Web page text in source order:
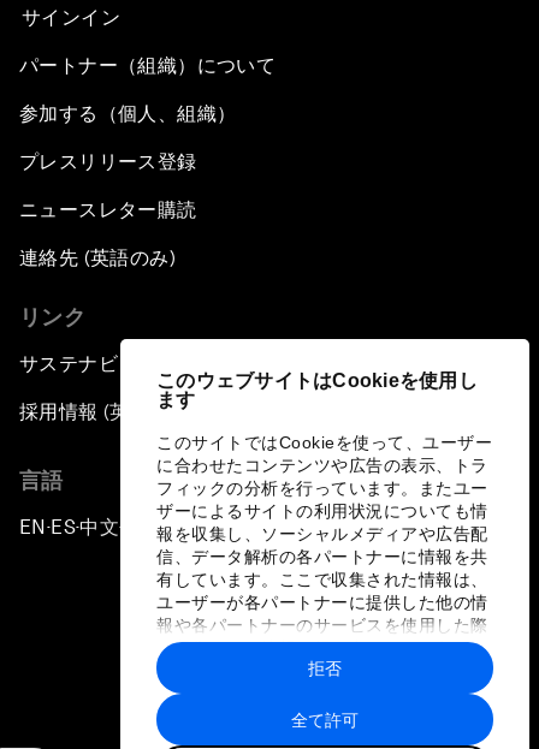
このウェブサイトはCookieを使用し
ます
このサイトではCookieを使って、ユーザー
に合わせたコンテンツや広告の表示、トラ
フィックの分析を行っています。またユー
ザーによるサイトの利用状況についても情
報を収集し、ソーシャルメディアや広告配
信、データ解析の各パートナーに情報を共
有しています。ここで収集された情報は、
ユーザーが各パートナーに提供した他の情
報や各パートナーのサービスを使用した際
に収集された情報と組み合わされ、各パー
トナーによって使用されることがありま
す。
全て許可
拒否
サインイン
パートナー（組織）について
参加する（個人、組織）
プレスリリース登録
ニュースレター購読
連絡先 (英語のみ)
リンク
サステナビリティへの取り組み
採用情報 (英語のみ)
言語
EN ▪ES▪中文▪ 日本語
プライバシーポリシーと利用規約
サイトマップ